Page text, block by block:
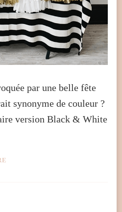
par une belle fête
synonyme de couleur ?
version Black & White